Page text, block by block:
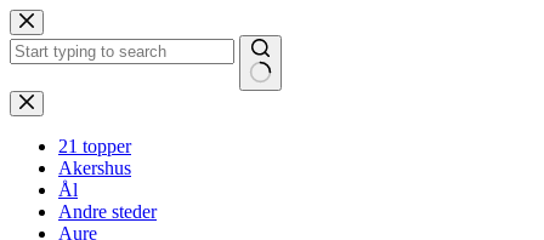
Hopp
til
innholdet
Ingen
resultater
21 topper
Akershus
Ål
Andre steder
Aure